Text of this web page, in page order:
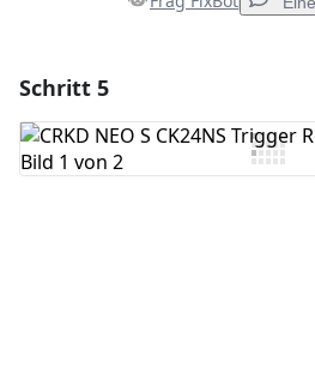
Kommentar hinzufügen
Schritt 5